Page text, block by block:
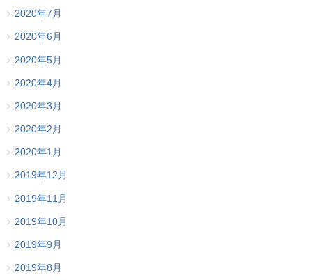
2020年7月
2020年6月
2020年5月
2020年4月
2020年3月
2020年2月
2020年1月
2019年12月
2019年11月
2019年10月
2019年9月
2019年8月